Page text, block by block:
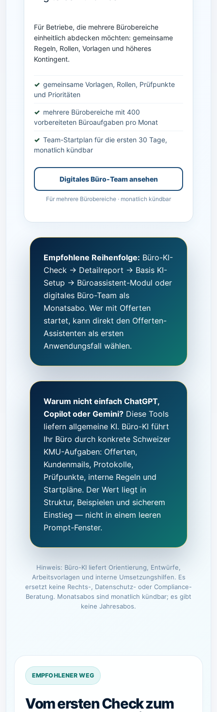
Für Betriebe, die mehrere Bürobereiche
einheitlich abdecken möchten: gemeinsame
Regeln, Rollen, Vorlagen und höheres
Kontingent.
gemeinsame Vorlagen, Rollen, Prüfpunkte
und Prioritäten
mehrere Bürobereiche mit 400
vorbereiteten Büroaufgaben pro Monat
Team-Startplan für die ersten 30 Tage,
monatlich kündbar
Digitales Büro-Team ansehen
Für mehrere Bürobereiche · monatlich kündbar
Empfohlene Reihenfolge: Büro-KI-
Check → Detailreport → Basis KI-
Setup → Büroassistent-Modul oder
digitales Büro-Team als
Monatsabo. Wer mit Offerten
startet, kann direkt den Offerten-
Assistenten als ersten
Anwendungsfall wählen.
Warum nicht einfach ChatGPT,
Copilot oder Gemini? Diese Tools
liefern allgemeine KI. Büro-KI führt
Ihr Büro durch konkrete Schweizer
KMU-Aufgaben: Offerten,
Kundenmails, Protokolle,
Prüfpunkte, interne Regeln und
Startpläne. Der Wert liegt in
Struktur, Beispielen und sicherem
Einstieg — nicht in einem leeren
Prompt-Fenster.
Hinweis: Büro-KI liefert Orientierung, Entwürfe,
Arbeitsvorlagen und interne Umsetzungshilfen. Es
ersetzt keine Rechts-, Datenschutz- oder Compliance-
Beratung. Monatsabos sind monatlich kündbar; es gibt
keine Jahresabos.
EMPFOHLENER WEG
Vom ersten Check zum